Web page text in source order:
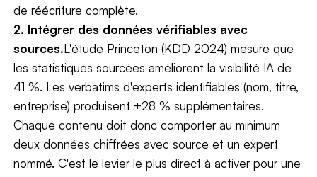
de réécriture complète.
2. Intégrer des données vérifiables avec
sources.L'étude Princeton (KDD 2024) mesure que
les statistiques sourcées améliorent la visibilité IA de
41 %. Les verbatims d'experts identifiables (nom, titre,
entreprise) produisent +28 % supplémentaires.
Chaque contenu doit donc comporter au minimum
deux données chiffrées avec source et un expert
nommé. C'est le levier le plus direct à activer pour une